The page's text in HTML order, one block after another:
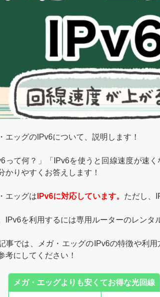
エッグのIPv6について、説明します！
って何？」「IPv6を使うと回線速度が速
かりやすくお答えします！
エッグは IPv6に対応しています。 ただし、
IPv6を利用するには専用ルーターのレンタ
事では、メガ・エッグのIPv6の特徴や利
考にしてください！
メガ・エッグよりも安くてお得な光回線